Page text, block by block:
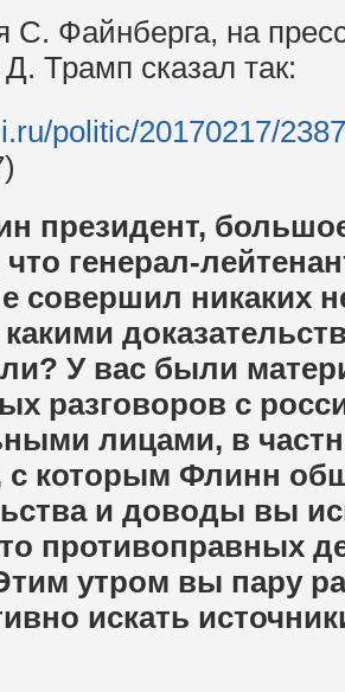
С. Файнберга, на
Трамп сказал так:
politic/20170217/
президент,
что генерал-
совершил никаких
У вас были
разговоров с
лицами, в
с которым Флинн
и доводы вы
противоправных
утром вы пару
искать